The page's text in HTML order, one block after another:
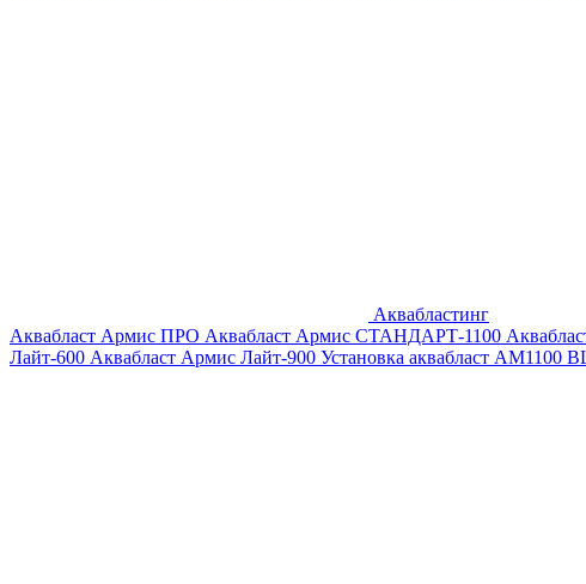
Аквабластинг
Аквабласт Армис ПРО Аквабласт Армис СТАНДАРТ-1100
Лайт-600 Аквабласт Армис Лайт-900 Установка аквабласт AM1100